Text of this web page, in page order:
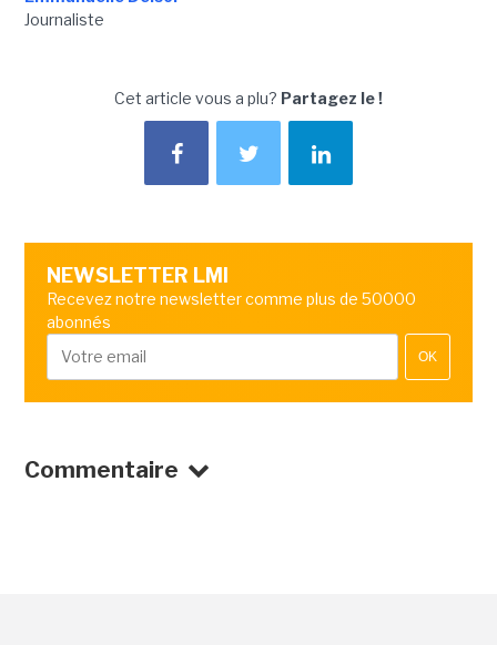
Journaliste
Cet article vous a plu? Partagez le !
NEWSLETTER LMI
Recevez notre newsletter comme plus de 50000
abonnés
OK
Commentaire